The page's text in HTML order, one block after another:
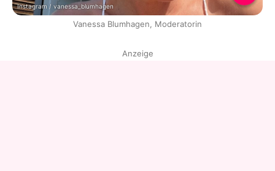
Instagram / vanessa_blumhagen
Vanessa Blumhagen, Moderatorin
Anzeige